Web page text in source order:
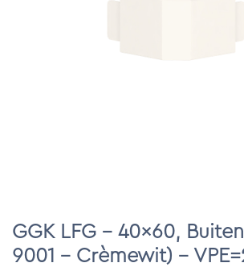
GGK LFG - 40x60,
9001 - Crèmewit) -